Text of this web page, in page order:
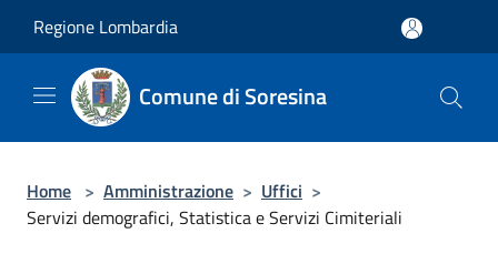
Regione Lombardia
Comune di Soresina
Home > Amministrazione > Uffici >
Servizi demografici, Statistica e Servizi Cimiteriali